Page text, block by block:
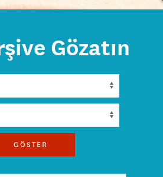
Gözatın
GÖSTER